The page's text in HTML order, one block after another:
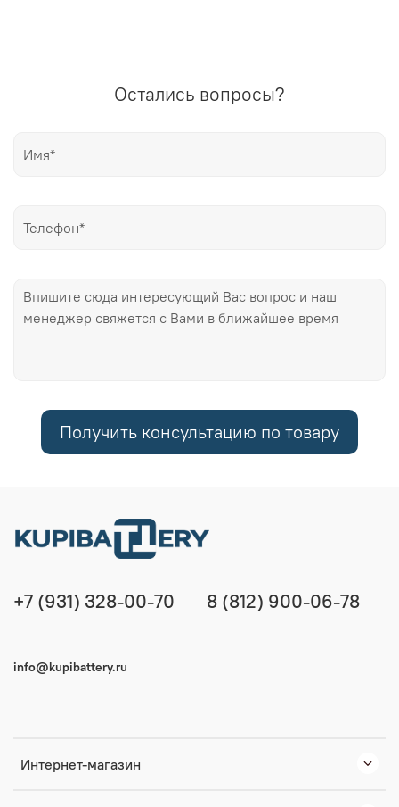
Остались вопросы?
Получить консультацию по товару
Интернет-магазин
+7 (931) 328-00-70 8 (812) 900-06-78
info@kupibattery.ru